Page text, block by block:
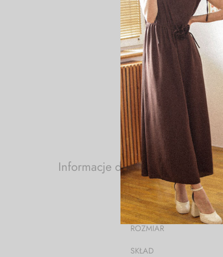
WYMIARY:
Długość całkowita: 83 cm
Biust (x2): 57 cm
Talia (x2): 49 cm (wiązanie)
Wysokość stanu (od talii):
Udo (x2): 38 cm
Modelka ma 174cm
Informacje dodatkowe
KOLOR
ROZMIAR
SKŁAD